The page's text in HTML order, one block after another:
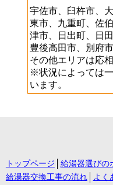
宇佐市、臼杵市、
東市、九重町、佐
津市、日出町、日
豊後高田市、別府
その他エリアは応相
※状況によっては
います。
トップページ 給湯器選びの
給湯器交換工事の流れ
よく